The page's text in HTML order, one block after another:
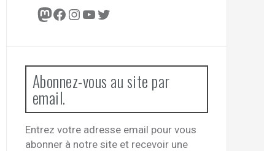
Mastodon
Facebook
Instagram
YouTube
Twitter
Abonnez-vous au site par
email.
Entrez votre adresse email pour vous
abonner à notre site et recevoir une